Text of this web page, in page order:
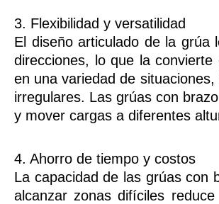
3. Flexibilidad y versatilidad
El diseño articulado de la grúa
direcciones, lo que la
en una variedad de
irregulares. Las grúas con
y mover cargas a diferentes
4. Ahorro de tiempo y costos
La capacidad de las grúas con
alcanzar zonas difíciles